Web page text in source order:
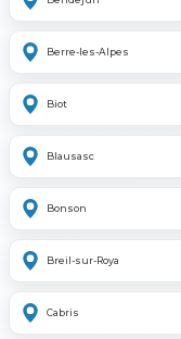
Berre-les-Alpes
Biot
Blausasc
Bonson
Breil-sur-Roya
Cabris